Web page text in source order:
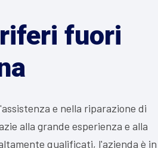
fuori
e nella riparazione di
alla grande esperienza e alla
qualificati, l'azienda è in